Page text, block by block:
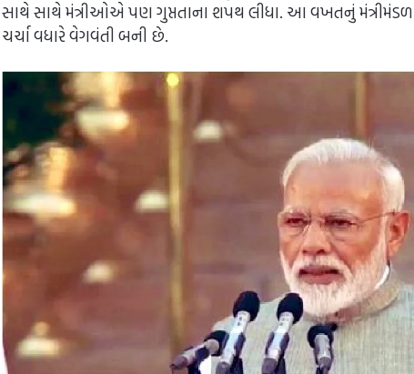
સાથે સાથે મંત્રીઓએ પણ ગુપ્તતાના શપથ લીધા. આ વખતનું મંત્રીમંડળ
ચર્ચા વધારે વેગવંતી બની છે.